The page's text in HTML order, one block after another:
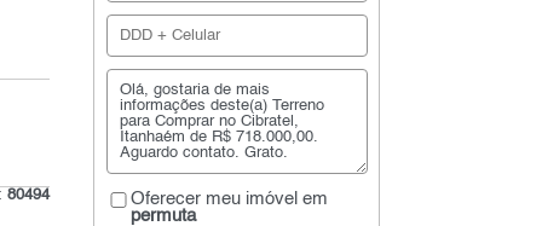
80494
Oferecer meu imóvel em
permuta